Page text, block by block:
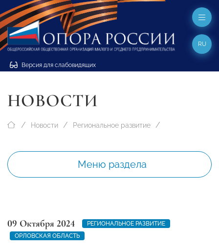
Версия для слабовидящих
RU
НОВОСТИ
Новости Региональное развитие
Меню раздела
09 Октября 2024
РЕГИОНАЛЬНОЕ РАЗВИТИЕ
ОРЛОВСКАЯ ОБЛАСТЬ